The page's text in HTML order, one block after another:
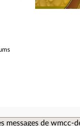
messages de wmcc-